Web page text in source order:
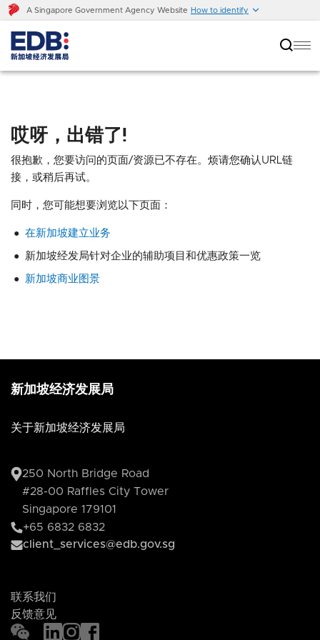
A Singapore Government Agency Website How to identify
哎呀，出错了!
很抱歉，您要访问的页面/资源已不存在。烦请您确认URL链
接，或稍后再试。
同时，您可能想要浏览以下页面：
在新加坡建立业务
新加坡经发局针对企业的辅助项目和优惠政策一览
新加坡商业图景
新加坡经济发展局
关于新加坡经济发展局
250 North Bridge Road
#28-00 Raffles City Tower
Singapore 179101
+65 6832 6832
client_services@edb.gov.sg
联系我们
反馈意见